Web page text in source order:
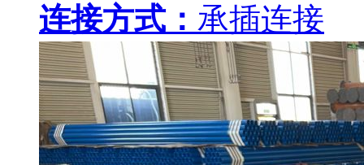
连接方式： 承插连接